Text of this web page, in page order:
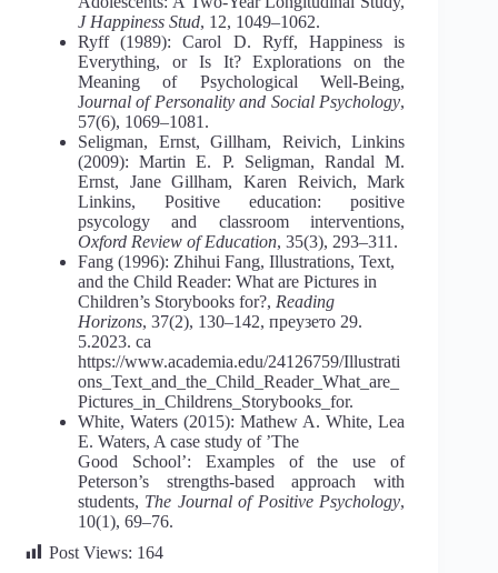
J Happiness Stud, 12, 1049–1062.
Ryff (1989): Carol D. Ryff, Happiness is
Everything, or Is It? Explorations on the
Meaning of Psychological Well-Being,
Journal of Personality and Social Psychology,
57(6), 1069–1081.
Seligman, Ernst, Gillham, Reivich, Linkins
(2009): Martin E. P. Seligman, RandalM.
Ernst, Jane Gillham, Karen Reivich, Mark
Linkins, Positive education: positive
psycology and classroom interventions,
Oxford Review of Education, 35(3), 293–311.
Fang (1996): Zhihui Fang, Illustrations, Text,
and the Child Reader: What are Pictures in
Children’s Storybooks for?, Reading
Horizons, 37(2), 130–142, преузето 29.
5.2023. са
https://www.academia.edu/24126759/Illustrati
ons_Text_and_the_Child_Reader_What_are_
Pictures_in_Childrens_Storybooks_for.
White, Waters (2015): Mathew A. White, Lea
E. Waters, A case study of ’The
Good School’: Examples of the use of
Peterson’s strengths-based approach with
students, The Journal of Positive Psychology,
10(1), 69–76.
Post Views: 164